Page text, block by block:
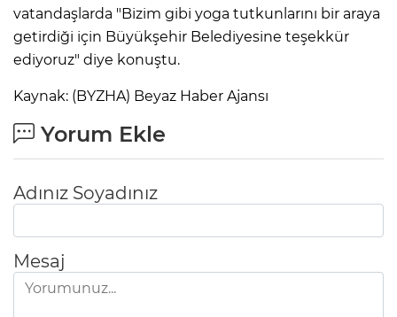
vatandaşlarda "Bizim gibi yoga tutkunlarını bir araya
getirdiği için Büyükşehir Belediyesine teşekkür
ediyoruz" diye konuştu.
Kaynak: (BYZHA) Beyaz Haber Ajansı
Yorum Ekle
Adınız Soyadınız
Mesaj